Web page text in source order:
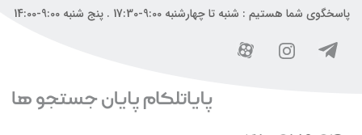
پاسخگوی شما هستیم : شنبه تا چهارشنبه 9:00-17:30 . پنج شنبه 9:00-14:00